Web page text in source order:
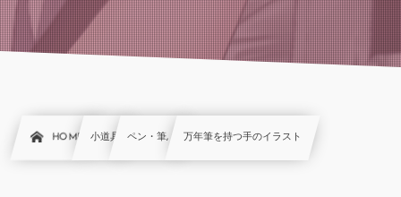
HOME 小道具 ペン・筆, … 万年筆を持つ手のイラスト